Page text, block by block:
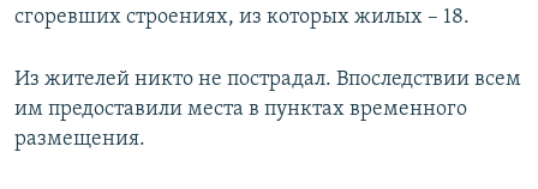
сгоревших строениях, из которых жилых – 18.
Из жителей никто не пострадал. Впоследствии всем
им предоставили места в пунктах временного
размещения.